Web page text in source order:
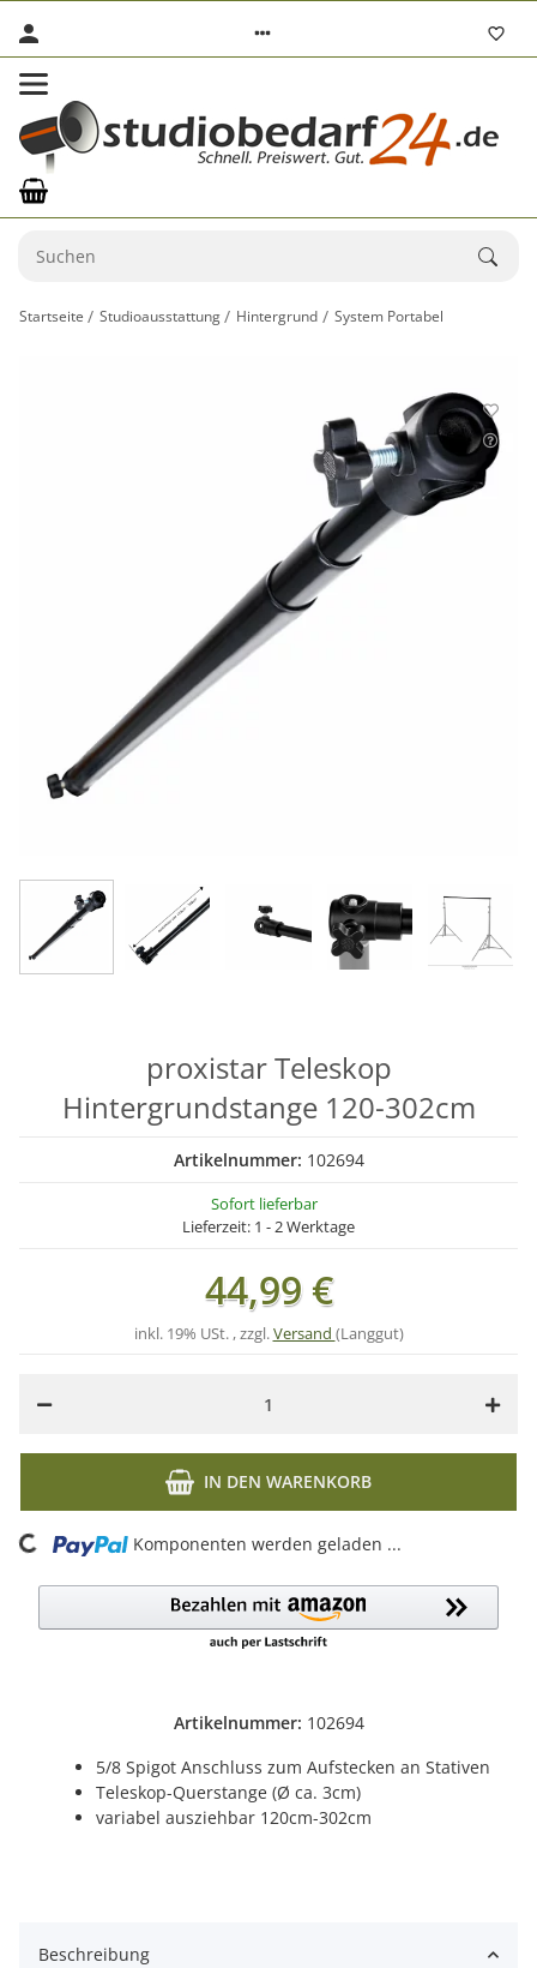
Startseite Studioausstattung Hintergrund System Portabel
Artikelnummer: 102694
5/8 Spigot Anschluss zum Aufstecken an Stativen
Teleskop-Querstange (Ø ca. 3cm)
variabel ausziehbar 120cm-302cm
proxistar Teleskop
Hintergrundstange 120-302cm
Artikelnummer: 102694
Sofort lieferbar
Lieferzeit: 1 - 2 Werktage
44,99 €
inkl. 19% USt. , zzgl.Versand (Langgut)
IN DEN WARENKORB
Komponenten werden geladen ...
Beschreibung